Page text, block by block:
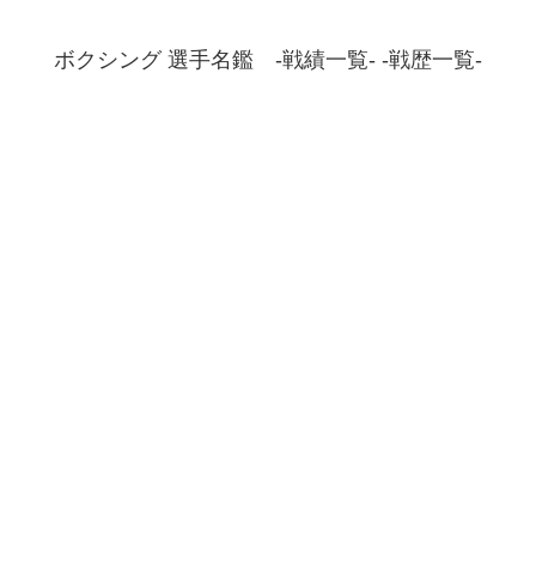
ボクシング 選手名鑑 -戦績一覧- -戦歴一覧-